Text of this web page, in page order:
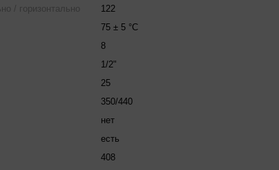
/ горизонтально
122
75 ± 5 °C
8
1/2"
25
350/440
нет
есть
408